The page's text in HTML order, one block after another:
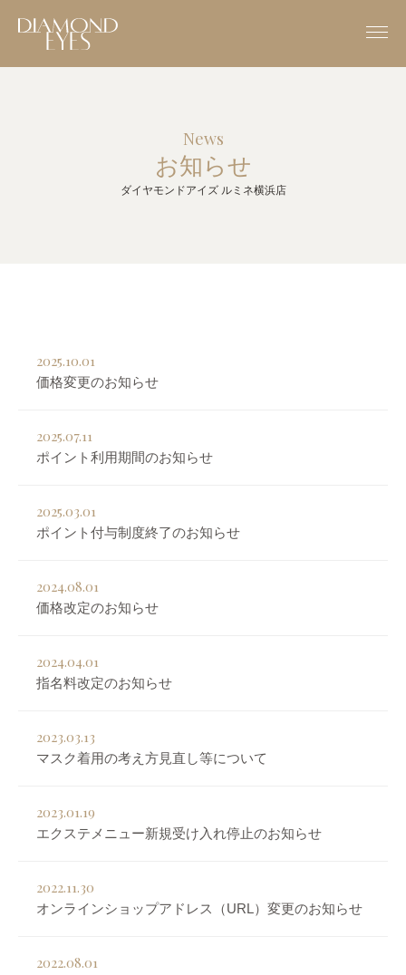
News
お知らせ
ダイヤモンドアイズ ルミネ横浜店
2025.10.01
価格変更のお知らせ
2025.07.11
ポイント利用期間のお知らせ
2025.03.01
ポイント付与制度終了のお知らせ
2024.08.01
価格改定のお知らせ
2024.04.01
指名料改定のお知らせ
2023.03.13
マスク着用の考え方見直し等について
2023.01.19
エクステメニュー新規受け入れ停止のお知らせ
2022.11.30
オンラインショップアドレス（URL）変更のお知らせ
2022.08.01